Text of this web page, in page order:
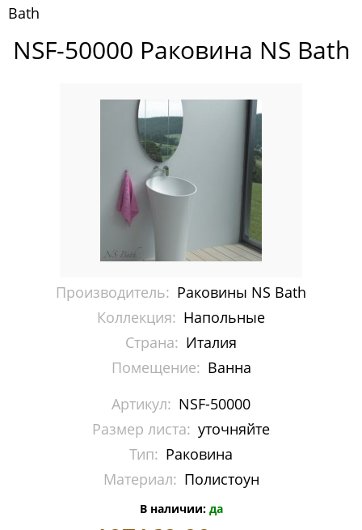
Мозаика Art&Natura
Мозаика Trend
Раковины NS Bath
Напольные
Bath
NSF-50000 Раковина NS Bath
Производитель: Раковины NS Bath
Коллекция: Напольные
Страна: Италия
Помещение: Ванна
Артикул: NSF-50000
Размер листа: уточняйте
Тип: Раковина
Материал: Полистоун
В наличии: да